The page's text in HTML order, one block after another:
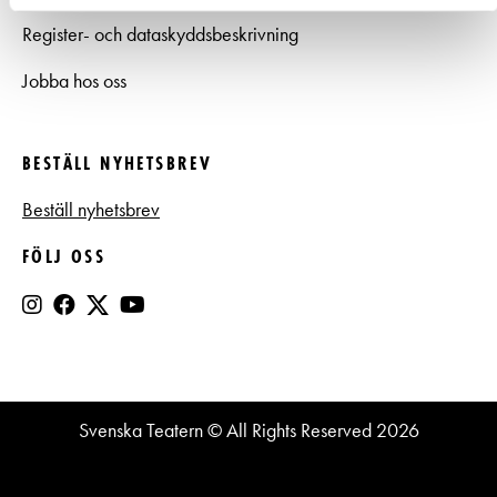
Register- och dataskyddsbeskrivning
Jobba hos oss
BESTÄLL NYHETSBREV
Beställ nyhetsbrev
FÖLJ OSS
Svenska Teatern © All Rights Reserved 2026